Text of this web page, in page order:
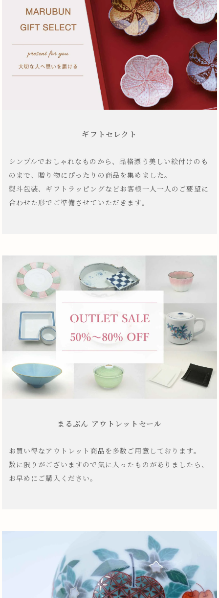
ギフトセレクト
シンプルでおしゃれなものから、品格漂う美しい絵付けのも
のまで、贈り物にぴったりの商品を集めました。
熨斗包装、ギフトラッピングなどお客様一人一人のご要望に
合わせた形でご準備させていただきます。
まるぶん アウトレットセール
お買い得なアウトレット商品を多数ご用意しております。
数に限りがございますので気に入ったものがありましたら、
お早めにご購入ください。